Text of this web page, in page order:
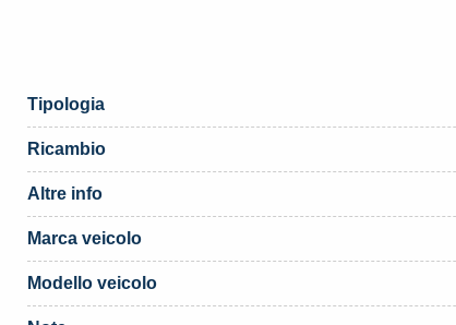
Tipologia
Ricambio
Altre info
Marca veicolo
Modello veicolo